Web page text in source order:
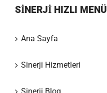
SİNERJİ HIZLI MENÜ
Ana Sayfa
Sinerji Hizmetleri
Sinerji Blog